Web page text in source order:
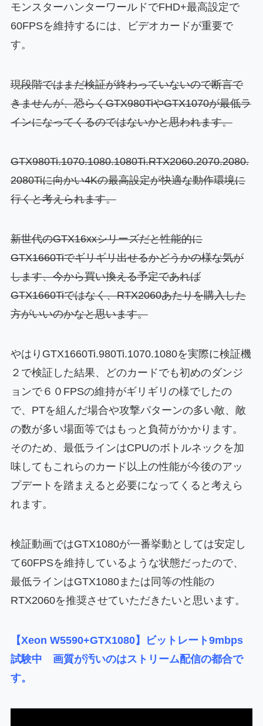
モンスターハンターワールドでFHD+最高設定で
60FPSを維持するには、ビデオカードが重要で
す。
現段階ではまだ検証が終わっていないので断言で
きませんが、恐らくGTX980TiやGTX1070が最低ラ
インになってくるのではないかと思われます。
GTX980Ti.1070.1080.1080Ti.RTX2060.2070.2080.
2080Tiに向かい4Kの最高設定が快適な動作環境に
行くと考えられます。
新世代のGTX16xxシリーズだと性能的に
GTX1660Tiでギリギリ出せるかどうかの様な気が
します、今から買い換える予定であれば
GTX1660Tiではなく、RTX2060あたりを購入した
方がいいのかなと思います。
やはりGTX1660Ti.980Ti.1070.1080を実際に検証機
２で検証した結果、どのカードでも初めのダンジ
ョンで６０FPSの維持がギリギリの様でしたの
で、PTを組んだ場合や攻撃パターンの多い敵、敵
の数が多い場面等ではもっと負荷がかかります。
そのため、最低ラインはCPUのボトルネックを加
味してもこれらのカード以上の性能が今後のアッ
プデートを踏まえると必要になってくると考えら
れます。
検証動画ではGTX1080が一番挙動としては安定し
て60FPSを維持しているような状態だったので、
最低ラインはGTX1080または同等の性能の
RTX2060を推奨させていただきたいと思います。
【Xeon W5590+GTX1080】ビットレート9mbps
試験中 画質が汚いのはストリーム配信の都合で
す。